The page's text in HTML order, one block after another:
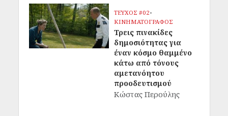
ΤΕΥΧΟΣ #02•
ΚΙΝΗΜΑΤΟΓΡΑΦΟΣ
Τρεις πινακίδες
δημοσιότητας για
έναν κόσμο θαμμένο
κάτω από τόνους
αμετανόητου
προοδευτισμού
Κώστας Περούλης